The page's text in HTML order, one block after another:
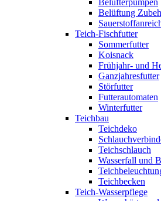
Belüfterpumpen
Belüftung
Teich-Fischfutter
Sommerfutter
Koisnack
Frühjahr- und
Ganzjahresfutter
Störfutter
Futterautomaten
Winterfutter
Teichbau
Teichdeko
Teichschlauch
Wasserfall und
Teichbecken
Teich-Wasserpflege